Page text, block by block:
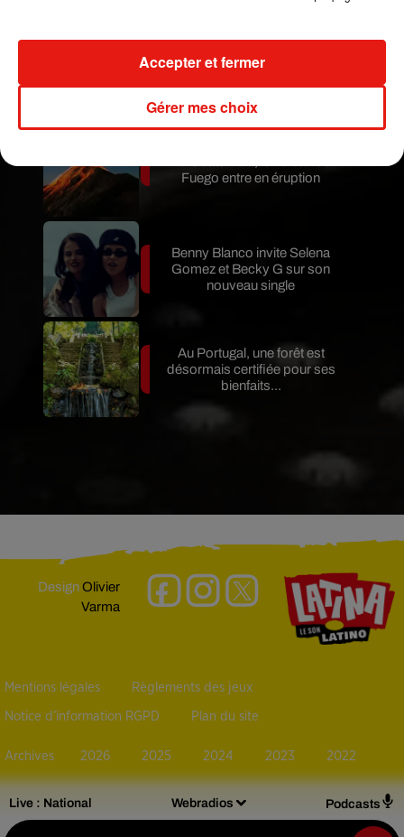
Live : National Webradios Podcasts
son nouvel album… avec des
invités...
Fuego entre en éruption
Benny Blanco invite Selena
Gomez et Becky G sur son
nouveau single
Au Portugal, une forêt est
désormais certifiée pour ses
bienfaits...
DesignOlivier
Varma
Mentions légales Règlements des jeux
Notice d’information RGPD Plan du site
Archives 2026 2025 2024 2023 2022
Gérer mes choix
Accepter et fermer